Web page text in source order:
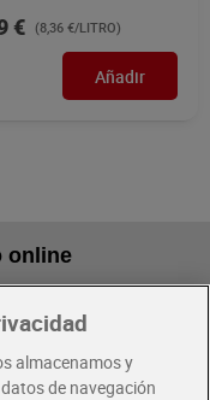
€ (8,36 €/LITRO)
Añadir
online
almacenamos y
de navegación